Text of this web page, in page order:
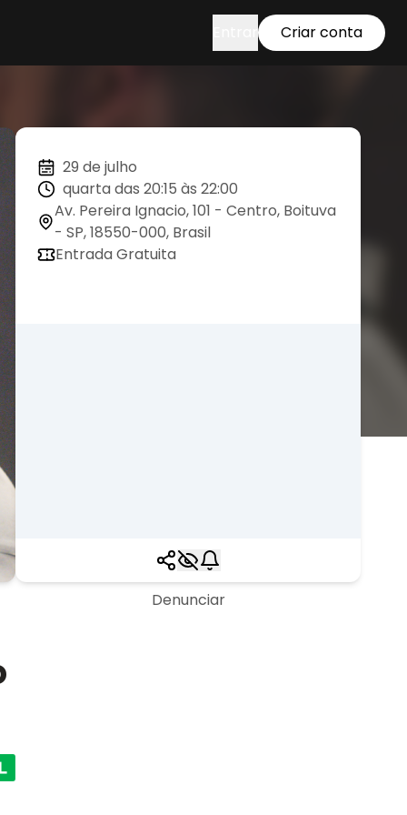
Criar conta
29 de julho
quarta das 20:15 às 22:00
Av. Pereira Ignacio, 101 - Centro, Boituva
- SP, 18550-000, Brasil
Entrada Gratuita
Denunciar